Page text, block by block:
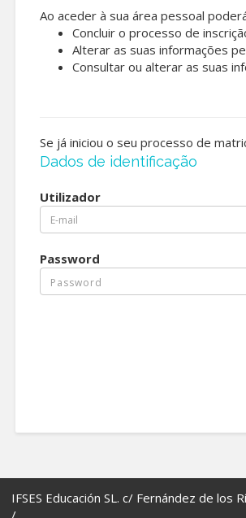
Ao aceder à sua área pessoal
Concluir o processo de
Alterar as suas informações
Consultar ou alterar as suas
Se já iniciou o seu processo de
Dados de identificação
Utilizador
Password
IFSES Educación SL. c/ Fernández de